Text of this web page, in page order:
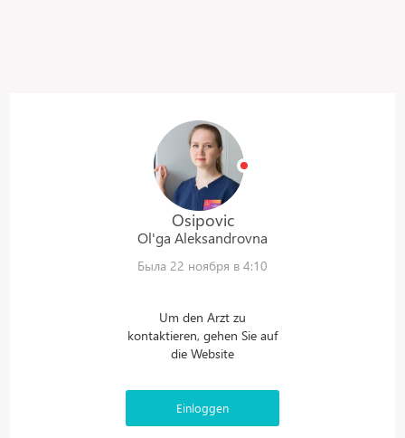
Osipovic
Ol'ga Aleksandrovna
Была 22 ноября в 4:10
Um den Arzt zu
kontaktieren, gehen Sie auf
die Website
Einloggen